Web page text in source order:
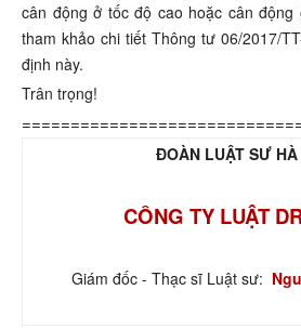
cân động ở tốc độ cao hoặc cân
tham khảo chi tiết Thông tư 06/2017/
định này.
Trân trọng!
ĐOÀN LUẬT SƯ HÀ
CÔNG TY LUẬT
Giám đốc - Thạc sĩ Luật sư: